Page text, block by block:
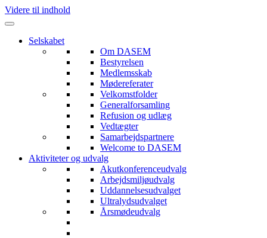
Videre til indhold
Selskabet
Om DASEM
Bestyrelsen
Medlemsskab
Mødereferater
Velkomstfolder
Generalforsamling
Refusion og udlæg
Vedtægter
Samarbejdspartnere
Welcome to DASEM
Aktiviteter og udvalg
Akutkonferenceudvalg
Arbejdsmiljøudvalg
Uddannelsesudvalget
Ultralydsudvalget
Årsmødeudvalg